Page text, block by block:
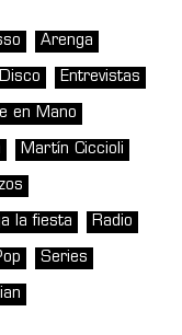
Arenga
Disco Entrevistas
en Mano
Martín Ciccioli
la fiesta Radio
Series